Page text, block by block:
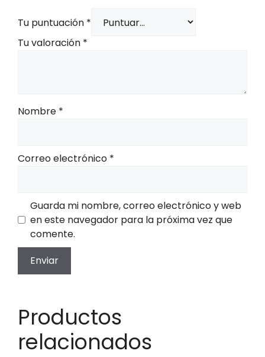
Tu puntuación *
Tu valoración *
Nombre *
Correo electrónico *
Guarda mi nombre, correo electrónico y web
en este navegador para la próxima vez que
comente.
Productos
relacionados